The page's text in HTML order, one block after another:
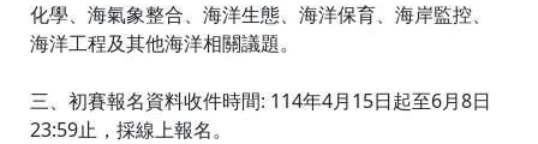
化學、海氣象整合、海洋生態、海洋保育、海岸監控、
海洋工程及其他海洋相關議題。
三、初賽報名資料收件時間: 114年4月15日起至6月8日
23:59止，採線上報名。